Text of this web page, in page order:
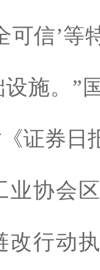
可信’
施。”
证券日
协会区
改行动